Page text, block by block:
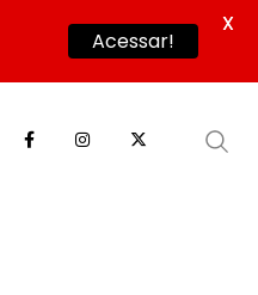
Acessar!
X